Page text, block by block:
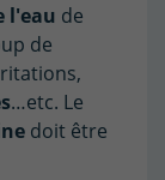
l'eau de
de
…etc. Le
doit être